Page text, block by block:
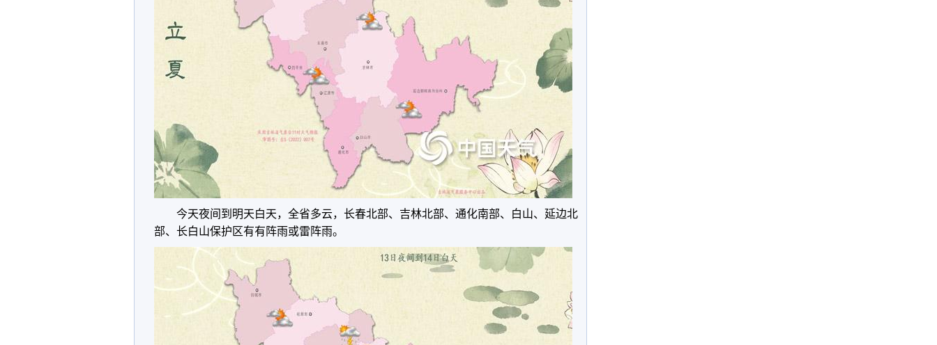
今天夜间到明天白天，全省多云，长春北部、吉林北部、通化南部、白山、延边北
部、长白山保护区有有阵雨或雷阵雨。